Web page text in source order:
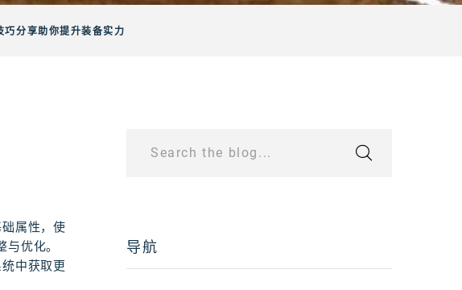
分享助你提升装备实力
属性，使
优化。
中获取更
Search the blog...
导航